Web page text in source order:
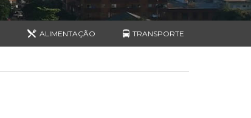
ALIMENTAÇÃO TRANSPORTE